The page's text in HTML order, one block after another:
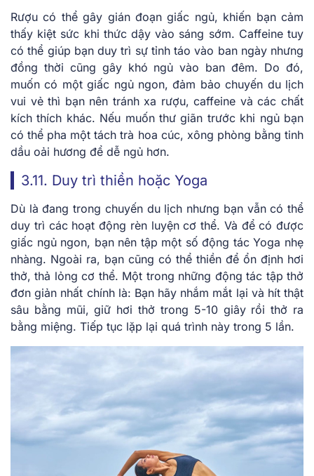
Rượu có thể gây gián đoạn giấc ngủ, khiến bạn cảm
thấy kiệt sức khi thức dậy vào sáng sớm. Caffeine tuy
có thể giúp bạn duy trì sự tỉnh táo vào ban ngày nhưng
đồng thời cũng gây khó ngủ vào ban đêm. Do đó,
muốn có một giấc ngủ ngon, đảm bảo chuyến du lịch
vui vẻ thì bạn nên tránh xa rượu, caffeine và các chất
kích thích khác. Nếu muốn thư giãn trước khi ngủ bạn
có thể pha một tách trà hoa cúc, xông phòng bằng tinh
dầu oải hương để dễ ngủ hơn.
3.11. Duy trì thiền hoặc Yoga
Dù là đang trong chuyến du lịch nhưng bạn vẫn có thể
duy trì các hoạt động rèn luyện cơ thể. Và để có được
giấc ngủ ngon, bạn nên tập một số động tác Yoga nhẹ
nhàng. Ngoài ra, bạn cũng có thể thiền để ổn định hơi
thở, thả lỏng cơ thể. Một trong những động tác tập thở
đơn giản nhất chính là: Bạn hãy nhắm mắt lại và hít thật
sâu bằng mũi, giữ hơi thở trong 5-10 giây rồi thở ra
bằng miệng. Tiếp tục lặp lại quá trình này trong 5 lần.